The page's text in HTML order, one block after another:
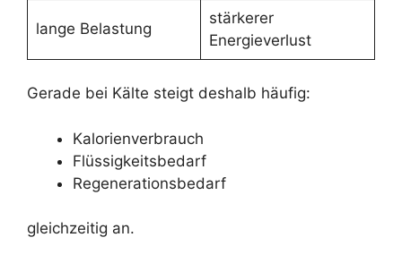
lange Belastung
stärkerer
Energieverlust
Gerade bei Kälte steigt deshalb häufig:
Kalorienverbrauch
Flüssigkeitsbedarf
Regenerationsbedarf
gleichzeitig an.